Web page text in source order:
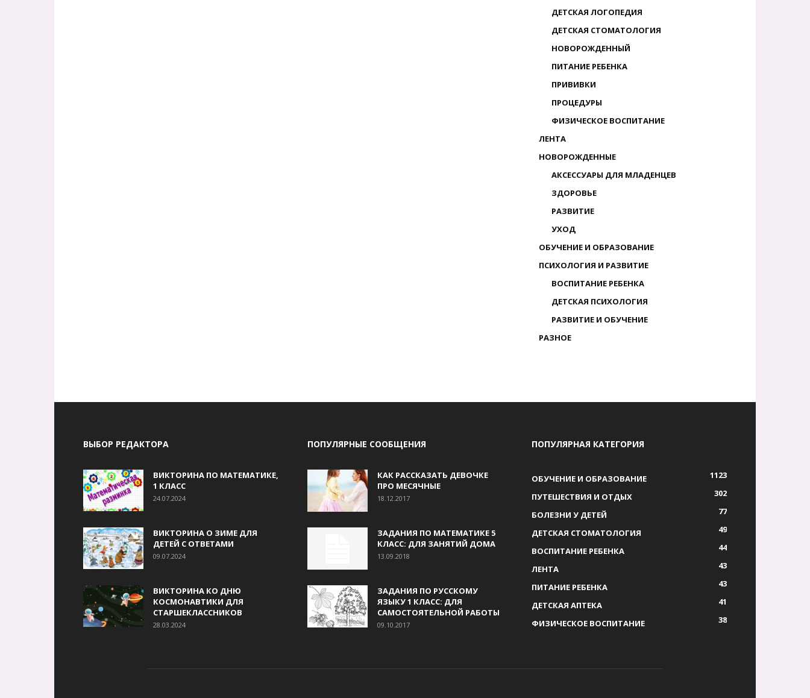
ДЕТСКАЯ ЛОГОПЕДИЯ
ДЕТСКАЯ СТОМАТОЛОГИЯ
НОВОРОЖДЕННЫЙ
ПИТАНИЕ РЕБЕНКА
ПРИВИВКИ
ПРОЦЕДУРЫ
ФИЗИЧЕСКОЕ ВОСПИТАНИЕ
ЛЕНТА
НОВОРОЖДЕННЫЕ
АКСЕССУАРЫ ДЛЯ МЛАДЕНЦЕВ
ЗДОРОВЬЕ
РАЗВИТИЕ
УХОД
ОБУЧЕНИЕ И ОБРАЗОВАНИЕ
ПСИХОЛОГИЯ И РАЗВИТИЕ
ВОСПИТАНИЕ РЕБЕНКА
ДЕТСКАЯ ПСИХОЛОГИЯ
РАЗВИТИЕ И ОБУЧЕНИЕ
РАЗНОЕ
ВЫБОР РЕДАКТОРА
ВИКТОРИНА ПО МАТЕМАТИКЕ,
1 КЛАСС
24.07.2024
ВИКТОРИНА О ЗИМЕ ДЛЯ
ДЕТЕЙ С ОТВЕТАМИ
09.07.2024
ВИКТОРИНА КО ДНЮ
КОСМОНАВТИКИ ДЛЯ
СТАРШЕКЛАССНИКОВ
28.03.2024
ПОПУЛЯРНЫЕ СООБЩЕНИЯ
КАК РАССКАЗАТЬ ДЕВОЧКЕ
ПРО МЕСЯЧНЫЕ
18.12.2017
ЗАДАНИЯ ПО МАТЕМАТИКЕ 5
КЛАСС: ДЛЯ ЗАНЯТИЙ ДОМА
13.09.2018
ЗАДАНИЯ ПО РУССКОМУ
ЯЗЫКУ 1 КЛАСС: ДЛЯ
САМОСТОЯТЕЛЬНОЙ РАБОТЫ
09.10.2017
ПОПУЛЯРНАЯ КАТЕГОРИЯ
ОБУЧЕНИЕ И ОБРАЗОВАНИЕ
1123
ПУТЕШЕСТВИЯ И ОТДЫХ
302
БОЛЕЗНИ У ДЕТЕЙ
77
ДЕТСКАЯ СТОМАТОЛОГИЯ
49
ВОСПИТАНИЕ РЕБЕНКА
44
ЛЕНТА
43
ПИТАНИЕ РЕБЕНКА
43
ДЕТСКАЯ АПТЕКА
41
ФИЗИЧЕСКОЕ ВОСПИТАНИЕ
38